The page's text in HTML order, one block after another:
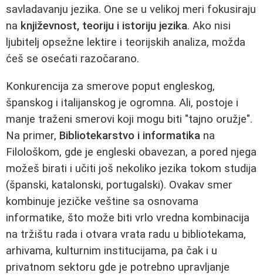
savladavanju jezika. One se u velikoj meri fokusiraju
na književnost, teoriju i istoriju jezika. Ako nisi
ljubitelj opsežne lektire i teorijskih analiza, možda
ćeš se osećati razočarano.
Konkurencija za smerove poput engleskog,
španskog i italijanskog je ogromna. Ali, postoje i
manje traženi smerovi koji mogu biti "tajno oružje".
Na primer, Bibliotekarstvo i informatika na
Filološkom, gde je engleski obavezan, a pored njega
možeš birati i učiti još nekoliko jezika tokom studija
(španski, katalonski, portugalski). Ovakav smer
kombinuje jezičke veštine sa osnovama
informatike, što može biti vrlo vredna kombinacija
na tržištu rada i otvara vrata radu u bibliotekama,
arhivama, kulturnim institucijama, pa čak i u
privatnom sektoru gde je potrebno upravljanje